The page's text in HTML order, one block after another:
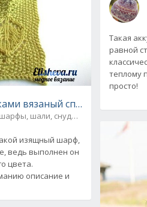
вязаный спицами
шали, снуды и палантины
изящный шарф,
ведь выполнен он
цвета.
описание и
Такая
равной
теплому
просто!